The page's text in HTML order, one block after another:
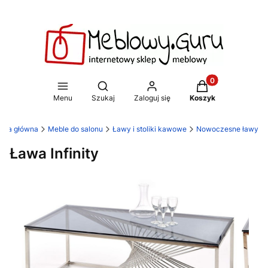
Menu
Otwórz wyszukiwarkę
Szukaj Zaloguj się
Produkty w
Koszyk
główna Meble do salonu Ławy i stoliki kawowe Nowoczesne ławy
Ława Infinity